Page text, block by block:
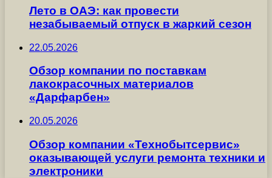
Лето в ОАЭ: как провести
незабываемый отпуск в жаркий сезон
22.05.2026
Обзор компании по поставкам
лакокрасочных материалов
«Дарфарбен»
20.05.2026
Обзор компании «Технобытсервис»
оказывающей услуги ремонта техники и
электроники